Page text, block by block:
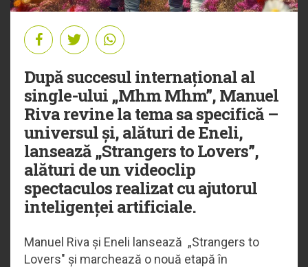
După succesul internațional al
single-ului „Mhm Mhm”, Manuel
Riva revine la tema sa specifică –
universul și, alături de Eneli,
lansează „Strangers to Lovers”,
alături de un videoclip
spectaculos realizat cu ajutorul
inteligenței artificiale.
Manuel Riva și Eneli lansează „Strangers to
Lovers" și marchează o nouă etapă în